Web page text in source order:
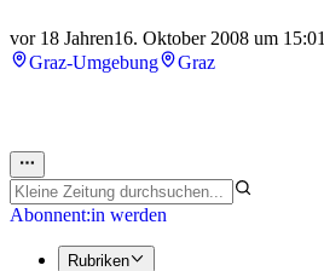
vor 18 Jahren16. Oktober 2008 um 15:01
Graz-Umgebung
Graz
Abonnent:in werden
Rubriken